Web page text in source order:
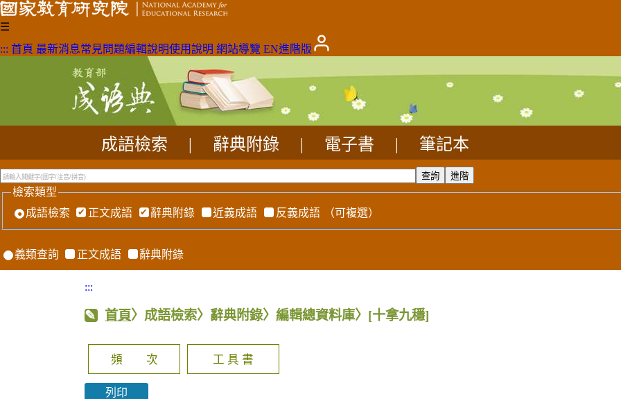
☰
::: 首頁 最新消息常見問題編輯說明使用說明 網站導覽 EN進階版
成語檢索 辭典附錄 電子書 筆記本
檢索類型
成語檢索
正文成語 辭典附錄 近義成語 反義成語 （可複選）
義類查詢 正文成語 辭典附錄
:::
首頁〉成語檢索〉辭典附錄〉編輯總資料庫〉 [十拿九穩]
頻 次 工 具 書
列印